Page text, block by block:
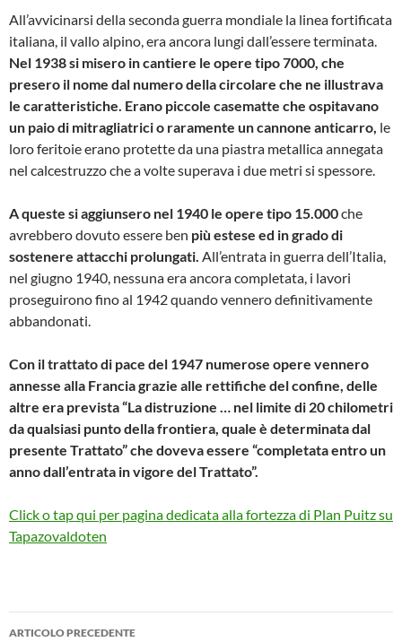
All’avvicinarsi della seconda guerra mondiale la linea fortificata
italiana, il vallo alpino, era ancora lungi dall’essere terminata.
Nel 1938 si misero in cantiere le opere tipo 7000, che
presero il nome dal numero della circolare che ne illustrava
le caratteristiche. Erano piccole casematte che ospitavano
un paio di mitragliatrici o raramente un cannone anticarro, le
loro feritoie erano protette da una piastra metallica annegata
nel calcestruzzo che a volte superava i due metri si spessore.
A queste si aggiunsero nel 1940 le opere tipo 15.000che
avrebbero dovuto essere ben più estese ed in grado di
sostenere attacchi prolungati. All’entrata in guerra dell’Italia,
nel giugno 1940, nessuna era ancora completata, i lavori
proseguirono fino al 1942 quando vennero definitivamente
abbandonati.
Con il trattato di pace del 1947 numerose opere vennero
annesse alla Francia grazie alle rettifiche del confine, delle
altre era prevista “La distruzione … nel limite di 20 chilometri
da qualsiasi punto della frontiera, quale è determinata dal
presente Trattato” che doveva essere “completata entro un
anno dall’entrata in vigore del Trattato”.
Click o tap qui per pagina dedicata alla fortezza di Plan Puitz su
Tapazovaldoten
Navigazione
ARTICOLO PRECEDENTE